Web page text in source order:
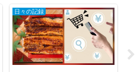
日々の記録